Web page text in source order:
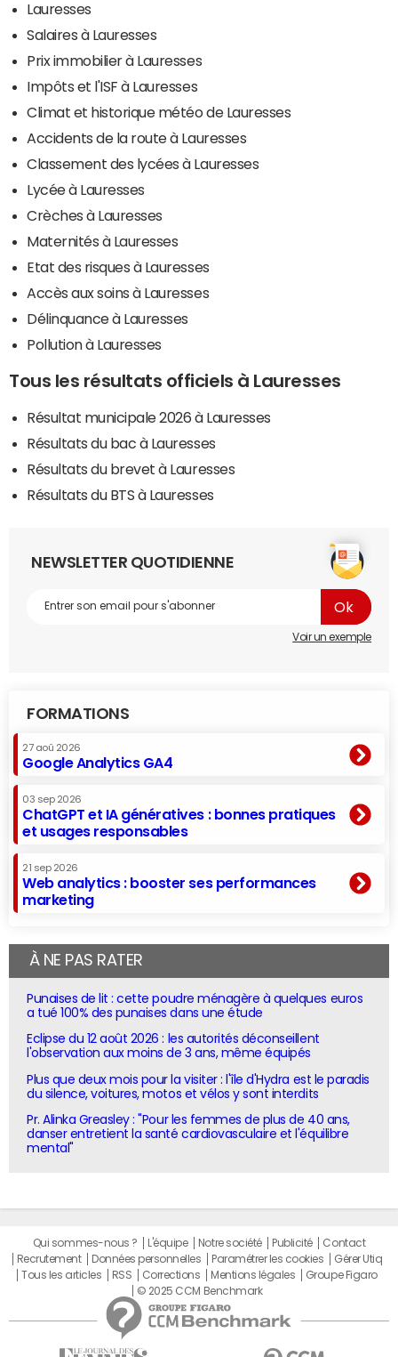
Lauresses
Salaires à Lauresses
Prix immobilier à Lauresses
Impôts et l'ISF à Lauresses
Climat et historique météo de Lauresses
Accidents de la route à Lauresses
Classement des lycées à Lauresses
Lycée à Lauresses
Crèches à Lauresses
Maternités à Lauresses
Etat des risques à Lauresses
Accès aux soins à Lauresses
Délinquance à Lauresses
Pollution à Lauresses
Tous les résultats officiels à Lauresses
Résultat municipale 2026 à Lauresses
Résultats du bac à Lauresses
Résultats du brevet à Lauresses
Résultats du BTS à Lauresses
NEWSLETTER QUOTIDIENNE
Voir un exemple
FORMATIONS
27 aoû 2026
Google Analytics GA4
03 sep 2026
ChatGPT et IA génératives : bonnes pratiques
et usages responsables
21 sep 2026
Web analytics : booster ses performances
marketing
À NE PAS RATER
Punaises de lit : cette poudre ménagère à quelques euros
a tué 100% des punaises dans une étude
Eclipse du 12 août 2026 : les autorités déconseillent
l'observation aux moins de 3 ans, même équipés
Plus que deux mois pour la visiter : l'île d'Hydra est le paradis
du silence, voitures, motos et vélos y sont interdits
Pr. Alinka Greasley : "Pour les femmes de plus de 40 ans,
danser entretient la santé cardiovasculaire et l'équilibre
mental"
Qui sommes-nous ? L'équipe Notre société Publicité
Contact
Recrutement
Données personnelles Paramétrer les cookies
Gérer Utiq
Tous les articles
RSS Corrections Mentions légales
Groupe Figaro
© 2025 CCM Benchmark